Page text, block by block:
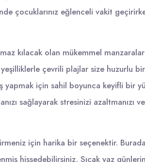
çocuklarınız eğlenceli vakit
kılacak olan mükemmel
çevrili plajlar size huzurlu
yapmak için sahil boyunca keyifli bir
sağlayarak stresinizi azaltmanızı
için harika bir seçenektir. Burada
hissedebilirsiniz. Sıcak yaz